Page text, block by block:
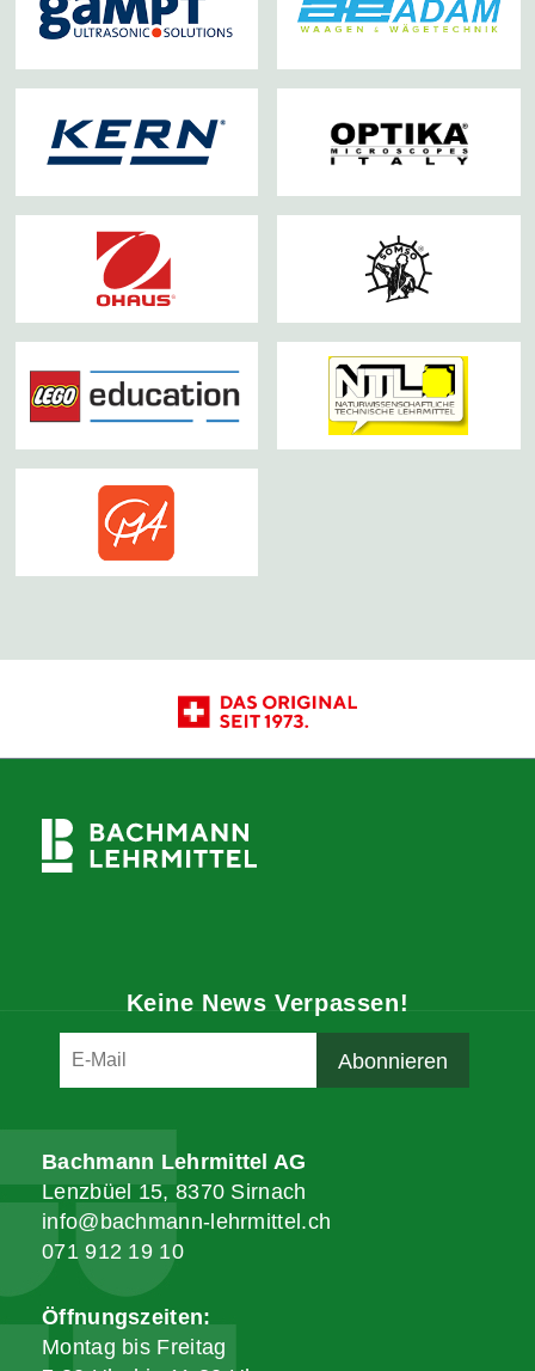
Keine News Verpassen!
Bachmann Lehrmittel AG
Lenzbüel 15, 8370 Sirnach
info@bachmann-lehrmittel.ch
071 912 19 10
Öffnungszeiten:
Montag bis Freitag